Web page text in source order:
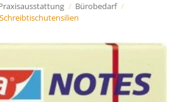
/ Bürobedarf /
Schreibtischutensilien